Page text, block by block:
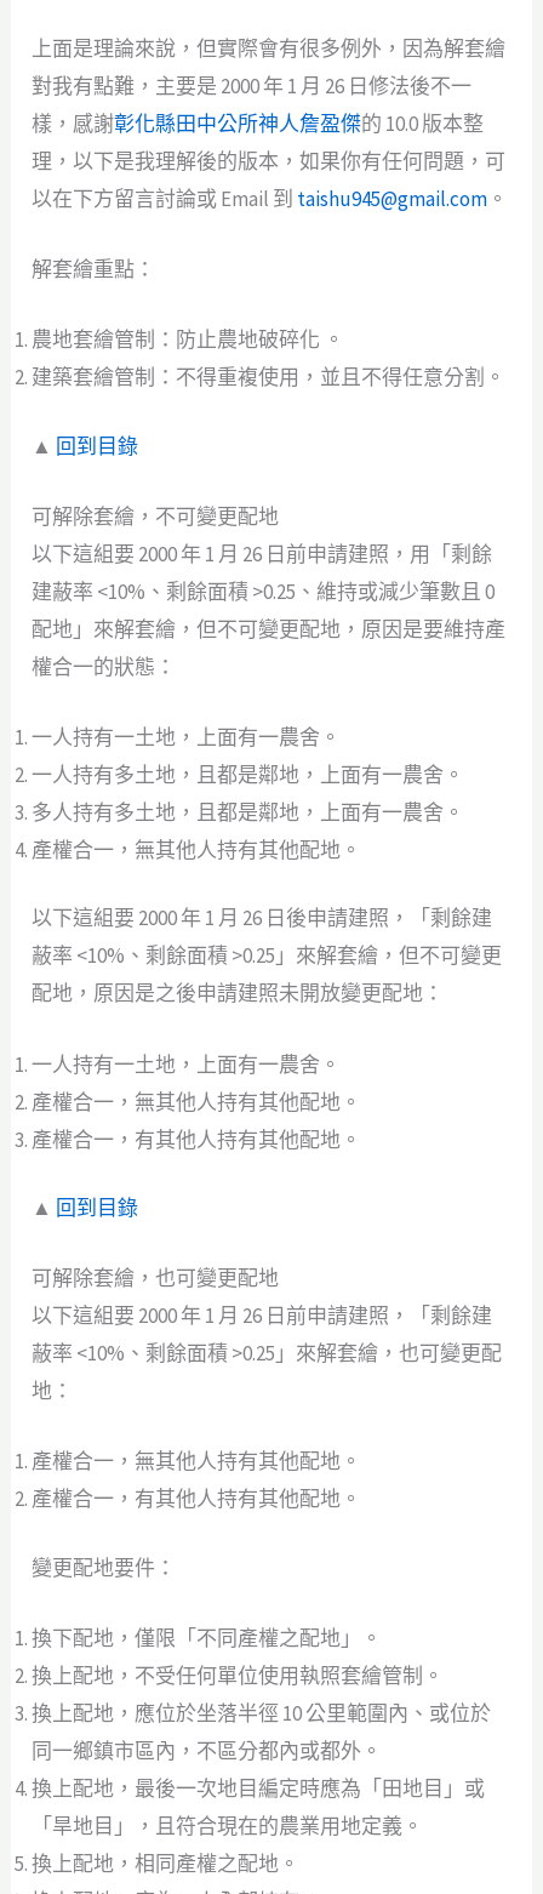
上面是理論來說，但實際會有很多例外，因為解套繪
對我有點難，主要是 2000 年 1 月 26 日修法後不一
樣，感謝彰化縣田中公所神人詹盈傑的 10.0 版本整
理，以下是我理解後的版本，如果你有任何問題，可
以在下方留言討論或 Email 到 taishu945@gmail.com 。
解套繪重點：
農地套繪管制：防止農地破碎化 。
建築套繪管制：不得重複使用，並且不得任意分割。
▲ 回到目錄
可解除套繪，不可變更配地
以下這組要 2000 年 1 月 26 日前申請建照，用「剩餘
建蔽率 <10%、剩餘面積 >0.25、維持或減少筆數且 0
配地」來解套繪，但不可變更配地，原因是要維持產
權合一的狀態：
一人持有一土地，上面有一農舍。
一人持有多土地，且都是鄰地，上面有一農舍。
多人持有多土地，且都是鄰地，上面有一農舍。
產權合一，無其他人持有其他配地。
以下這組要 2000 年 1 月 26 日後申請建照，「剩餘建
蔽率 <10%、剩餘面積 >0.25」來解套繪，但不可變更
配地，原因是之後申請建照未開放變更配地：
一人持有一土地，上面有一農舍。
產權合一，無其他人持有其他配地。
產權合一，有其他人持有其他配地。
▲ 回到目錄
可解除套繪，也可變更配地
以下這組要 2000 年 1 月 26 日前申請建照，「剩餘建
蔽率 <10%、剩餘面積 >0.25」來解套繪，也可變更配
地：
產權合一，無其他人持有其他配地。
產權合一，有其他人持有其他配地。
變更配地要件：
換下配地，僅限「不同產權之配地」。
換上配地，不受任何單位使用執照套繪管制。
換上配地，應位於坐落半徑 10 公里範圍內、或位於
同一鄉鎮市區內，不區分都內或都外。
換上配地，最後一次地目編定時應為「田地目」或
「旱地目」，且符合現在的農業用地定義。
換上配地，相同產權之配地。